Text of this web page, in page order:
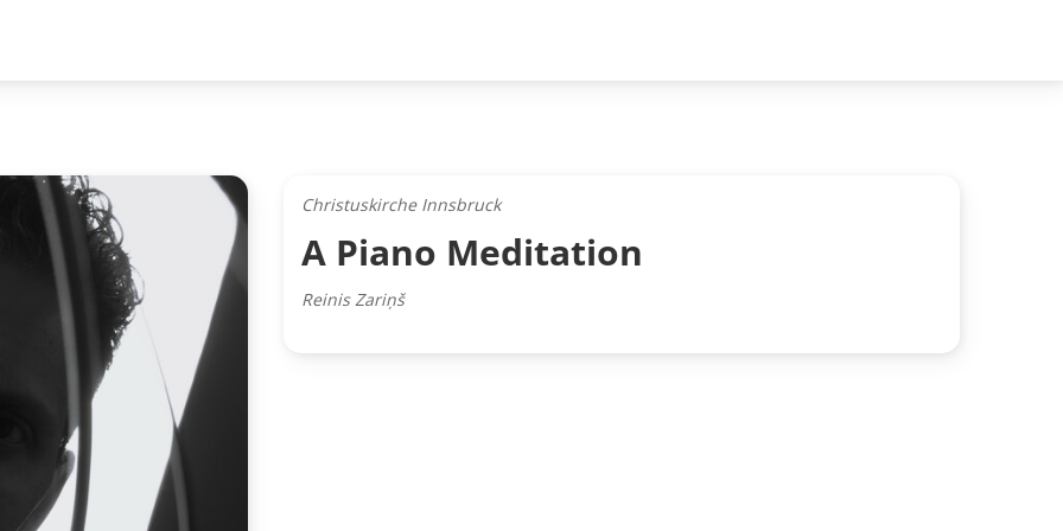
Christuskirche Innsbruck
A Piano Meditation
Reinis Zariņš